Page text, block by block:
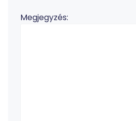
Megjegyzés: